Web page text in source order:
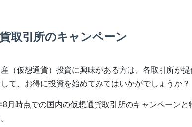
取引所のキャンペーン
（仮想通貨）投資に興味がある方は、各取引所が
て、お得に投資を始めてみてはいかがでしょうか？
8月時点での国内の仮想通貨取引所のキャンペーンと